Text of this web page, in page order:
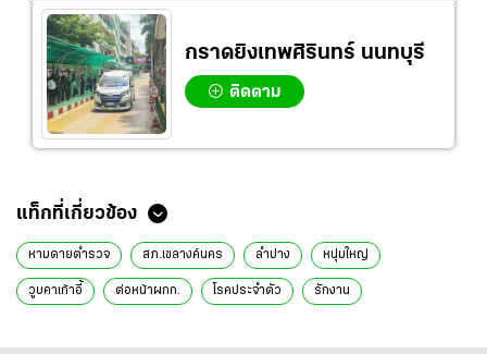
กราดยิงเทพศิรินทร์ นนทบุรี
ติดตาม
ข่าวที่เกี่ยวข้อง
ผู้ว่าฯ นำ จนท.ทลายบ่อนในร้านกาแฟลำปาง จับนักพนันขัดคำสั่ง
พ.ร.ก.ฉุกเฉิน